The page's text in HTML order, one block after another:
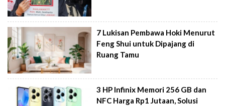
7 Lukisan Pembawa Hoki Menurut
Feng Shui untuk Dipajang di
Ruang Tamu
3 HP Infinix Memori 256 GB dan
NFC Harga Rp1 Jutaan, Solusi